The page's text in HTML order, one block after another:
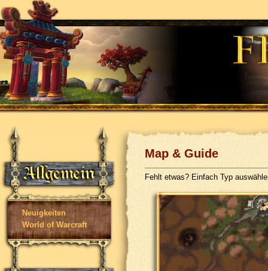
Neuigkeiten
World of Warcraft
Map & Guide
Fehlt etwas? Einfach Typ